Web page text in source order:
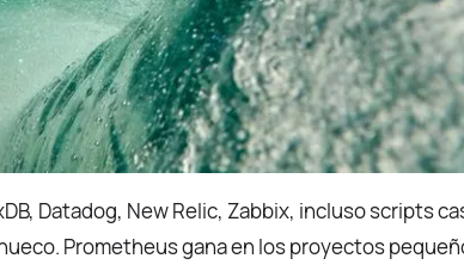
Datadog, New Relic, Zabbix, incluso scripts
Prometheus gana en los proyectos